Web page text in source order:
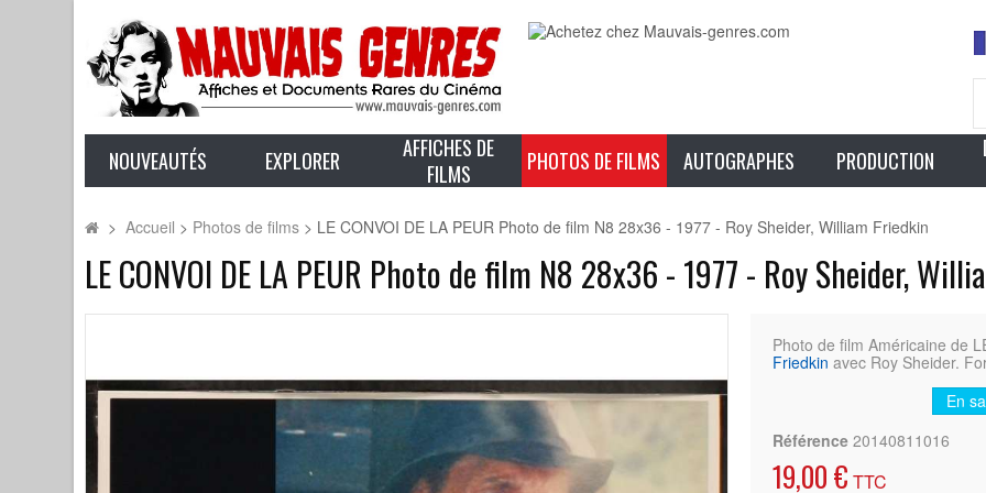
NOUVEAUTÉS EXPLORER
AFFICHES DE
FILMS
PHOTOS DE FILMS AUTOGRAPHES PRODUCTION
> Accueil > Photos de films > LE CONVOI DE LA PEUR Photo de film N8 28x36 - 1977 - Roy Sheider, William Friedkin
LE CONVOI DE LA PEUR Photo de film N8 28x36 - 1977 - Roy Sheider,
Photo de film Américaine de
Friedkin avec Roy Sheider.
En
Référence 20140811016
19,00 € TTC